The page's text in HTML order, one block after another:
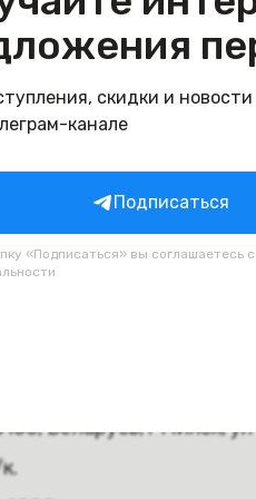
скидки и
канале
Подписаться
«Подписаться» вы соглашаетесь
Беларусь, г Минск,